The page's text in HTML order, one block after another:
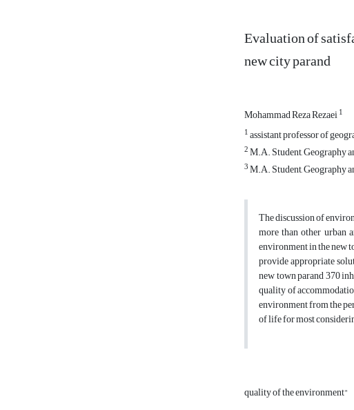
Evaluation of
new city parand
Mohammad Reza Rezaei1
1assistant professor of
2M.A. Student, Geography
3M.A. Student, Geography
The discussion of
more than other urban
environment in the new
provide appropriate
new town parand 370
quality of
environment from the
of life for most
quality of the environment"